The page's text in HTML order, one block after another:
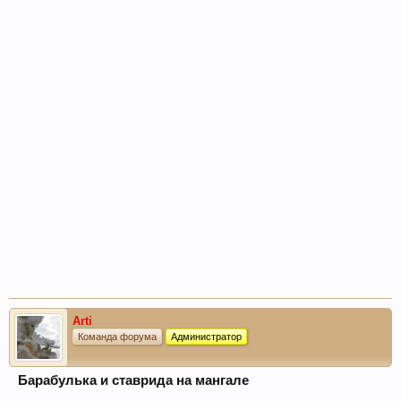
Arti
Команда форума Администратор
Барабулька и ставрида на мангале